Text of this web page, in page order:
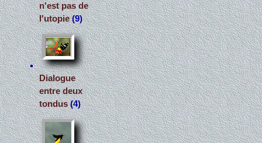
n'est pas de
l'utopie(9)
Dialogue
entre deux
tondus(4)